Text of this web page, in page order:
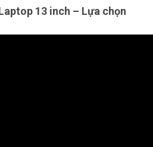
13 inch – Lựa chọn